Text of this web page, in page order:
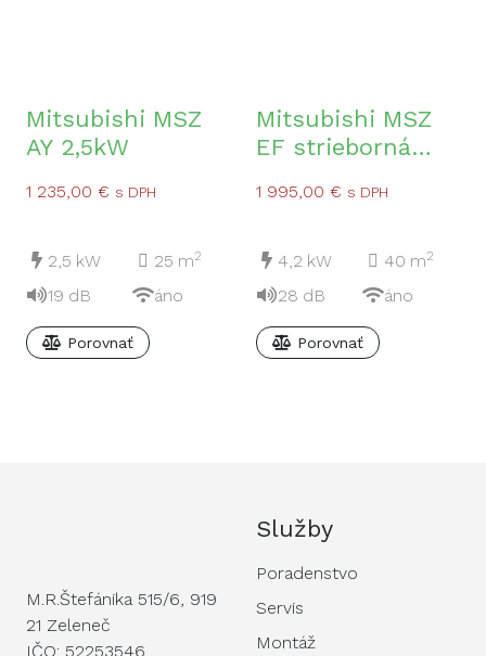
Mitsubishi MSZ
AY 2,5kW
1 235,00 € s DPH
2,5 kW 25 m2
19 dB áno
Porovnať
Mitsubishi MSZ
EF strieborná
1 995,00 € s DPH
4,2 kW 40 m2
28 dB áno
Porovnať
M.R.Štefánika 515/6, 919
21 Zeleneč
IČO: 52253546
Služby
Poradenstvo
Servis
Montáž